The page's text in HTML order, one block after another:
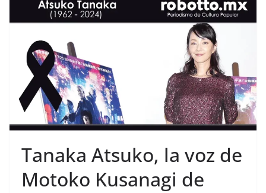
Tanaka Atsuko, la voz de
Motoko Kusanagi de